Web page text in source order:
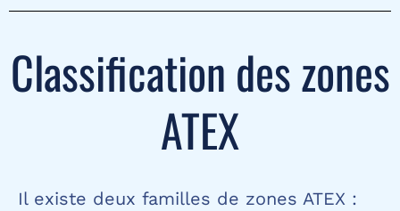
Classification des zones
ATEX
Il existe deux familles de zones ATEX :